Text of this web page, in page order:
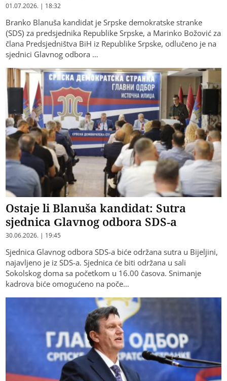
01.07.2026. | 18:32
Branko Blanuša kandidat je Srpske demokratske stranke
(SDS) za predsjednika Republike Srpske, a Marinko Božović za
člana Predsjedništva BiH iz Republike Srpske, odlučeno je na
sjednici Glavnog odbora …
Ostaje li Blanuša kandidat: Sutra
sjednica Glavnog odbora SDS-a
30.06.2026. | 19:45
Sjednica Glavnog odbora SDS-a biće održana sutra u Bijeljini,
najavljeno je iz SDS-a. Sjednica će biti održana u sali
Sokolskog doma sa početkom u 16.00 časova. Snimanje
kadrova biće omogućeno na poče…